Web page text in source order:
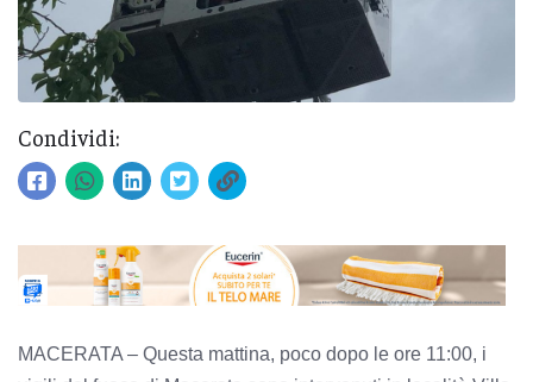
Condividi:
MACERATA – Questa mattina, poco dopo le ore 11:00, i